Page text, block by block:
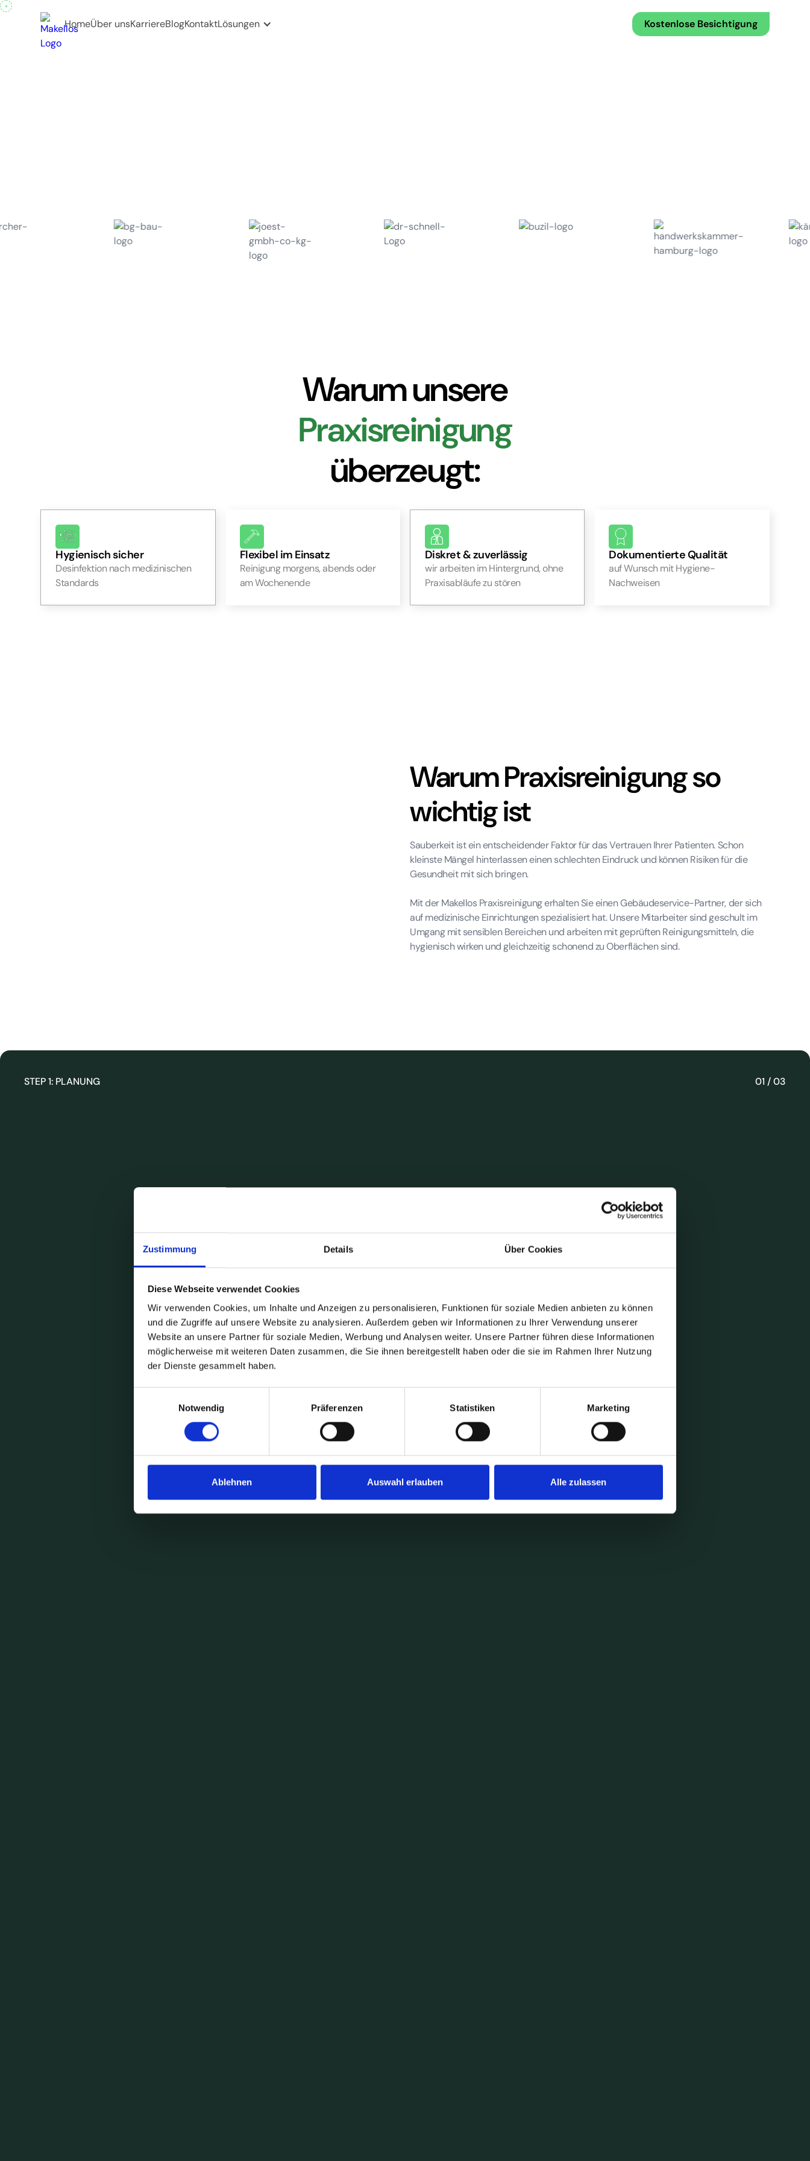
Zustimmung Details Über Cookies
Diese Webseite verwendet Cookies
Wir verwenden Cookies, um Inhalte und Anzeigen zu personalisieren, Funktionen für soziale Medien anbieten zu können
und die Zugriffe auf unsere Website zu analysieren. Außerdem geben wir Informationen zu Ihrer Verwendung unserer
Website an unsere Partner für soziale Medien, Werbung und Analysen weiter. Unsere Partner führen diese Informationen
möglicherweise mit weiteren Daten zusammen, die Sie ihnen bereitgestellt haben oder die sie im Rahmen Ihrer Nutzung
der Dienste gesammelt haben.
Notwendig
Präferenzen Statistiken Marketing
Ablehnen Auswahl erlauben Alle zulassen
HomeÜber unsKarriereBlogKontaktLösungen Kostenlose Besichtigung
Kostenlose Besichtigung
Praxisreinigung –
Hygiene, die Vertrauen
Warum unsere
Praxisreinigung
überzeugt:
Hygienisch sicher
Desinfektion nach medizinischen
Standards
Flexibel im Einsatz
Reinigung morgens, abends oder
am Wochenende
Diskret & zuverlässig
wir arbeiten im Hintergrund, ohne
Praxisabläufe zu stören
Dokumentierte Qualität
auf Wunsch mit Hygiene-
Nachweisen
Warum Praxisreinigung so
wichtig ist
Sauberkeit ist ein entscheidender Faktor für das Vertrauen Ihrer Patienten. Schon
kleinste Mängel hinterlassen einen schlechten Eindruck und können Risiken für die
Gesundheit mit sich bringen.
Mit der Makellos Praxisreinigung erhalten Sie einen Gebäudeservice-Partner, der sich
auf medizinische Einrichtungen spezialisiert hat. Unsere Mitarbeiter sind geschult im
Umgang mit sensiblen Bereichen und arbeiten mit geprüften Reinigungsmitteln, die
hygienisch wirken und gleichzeitig schonend zu Oberflächen sind.
STEP 1: PLANUNG 01 / 03